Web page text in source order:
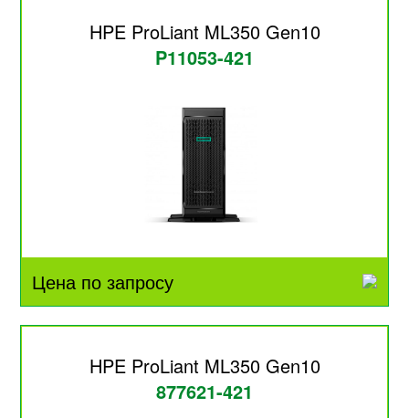
HPE ProLiant ML350 Gen10
P11053-421
Цена по запросу
HPE ProLiant ML350 Gen10
877621-421